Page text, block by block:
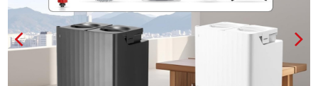
PREVIOUS NEXT